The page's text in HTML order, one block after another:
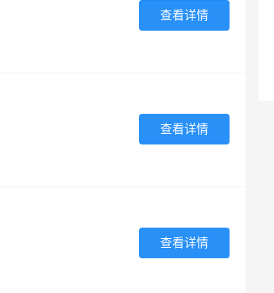
查看详情
查看详情
查看详情